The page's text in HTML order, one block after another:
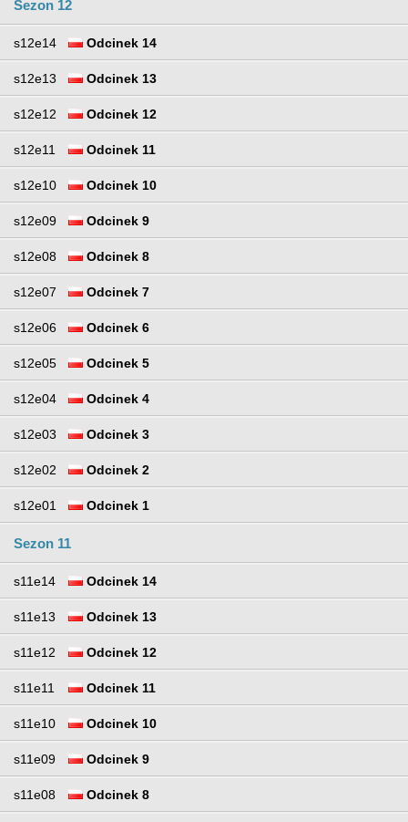
Sezon 12
s12e14 Odcinek 14
s12e13 Odcinek 13
s12e12 Odcinek 12
s12e11 Odcinek 11
s12e10 Odcinek 10
s12e09 Odcinek 9
s12e08 Odcinek 8
s12e07 Odcinek 7
s12e06 Odcinek 6
s12e05 Odcinek 5
s12e04 Odcinek 4
s12e03 Odcinek 3
s12e02 Odcinek 2
s12e01 Odcinek 1
Sezon 11
s11e14 Odcinek 14
s11e13 Odcinek 13
s11e12 Odcinek 12
s11e11 Odcinek 11
s11e10 Odcinek 10
s11e09 Odcinek 9
s11e08 Odcinek 8